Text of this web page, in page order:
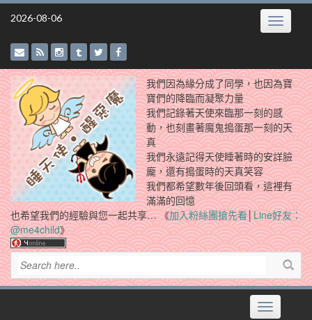
Skip
2026-08-06 Toggle
我們因為緣分成了同學，也因為寶
寶們的降臨而凝聚力量
我們記錄著天使來臨那一刻的感
動，也刻畫著魔鬼搗蛋那一刻的天
真
我們永遠記得天使睡著時的安詳臉
龐，還有搗蛋時的天真笑容
我們都希望數年後回頭看，這裡有
滿滿的回憶
也希望我們的經驗與您一起共享… 《加入粉絲團搶先看│Line好友：
@me4child》
Toggle
navigation